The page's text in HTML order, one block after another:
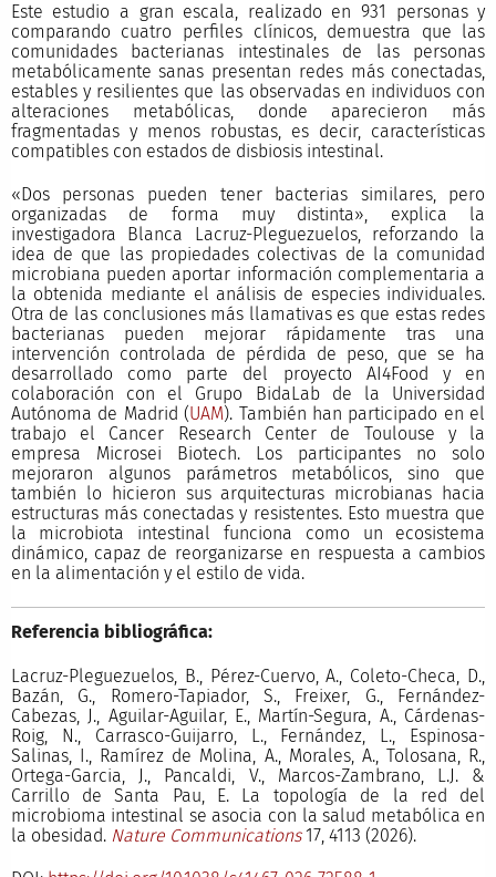
Este estudio a gran escala, realizado en 931 personas y
comparando cuatro perfiles clínicos, demuestra que las
comunidades bacterianas intestinales de las personas
metabólicamente sanas presentan redes más conectadas,
estables y resilientes que las observadas en individuos con
alteraciones metabólicas, donde aparecieron más
fragmentadas y menos robustas, es decir, características
compatibles con estados de disbiosis intestinal.
«Dos personas pueden tener bacterias similares, pero
organizadas de forma muy distinta», explica la
investigadora Blanca Lacruz-Pleguezuelos, reforzando la
idea de que las propiedades colectivas de la comunidad
microbiana pueden aportar información complementaria a
la obtenida mediante el análisis de especies individuales.
Otra de las conclusiones más llamativas es que estas redes
bacterianas pueden mejorar rápidamente tras una
intervención controlada de pérdida de peso, que se ha
desarrollado como parte del proyecto AI4Food y en
colaboración con el Grupo BidaLab de la Universidad
Autónoma de Madrid (UAM). También han participado en el
trabajo el Cancer Research Center de Toulouse y la
empresa Microsei Biotech. Los participantes no solo
mejoraron algunos parámetros metabólicos, sino que
también lo hicieron sus arquitecturas microbianas hacia
estructuras más conectadas y resistentes. Esto muestra que
la microbiota intestinal funciona como un ecosistema
dinámico, capaz de reorganizarse en respuesta a cambios
en la alimentación y el estilo de vida.
Referencia bibliográfica:
Lacruz-Pleguezuelos, B., Pérez-Cuervo, A., Coleto-Checa, D.,
Bazán, G., Romero-Tapiador, S., Freixer, G., Fernández-
Cabezas, J., Aguilar-Aguilar, E., Martín-Segura, A., Cárdenas-
Roig, N., Carrasco-Guijarro, L., Fernández, L., Espinosa-
Salinas, I., Ramírez de Molina, A., Morales, A., Tolosana, R.,
Ortega-Garcia, J., Pancaldi, V., Marcos-Zambrano, L.J. &
Carrillo de Santa Pau, E. La topología de la red del
microbioma intestinal se asocia con la salud metabólica en
la obesidad. Nature Communications17, 4113 (2026).